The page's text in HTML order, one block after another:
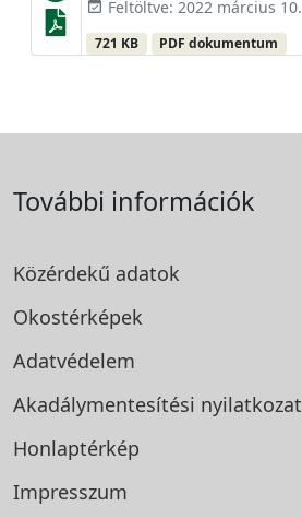
event_available Feltöltve: 2022 március 10.
721 KB PDF dokumentum
További információk
Közérdekű adatok
Okostérképek
Adatvédelem
Akadálymentesítési nyilatkozat
Honlaptérkép
Impresszum